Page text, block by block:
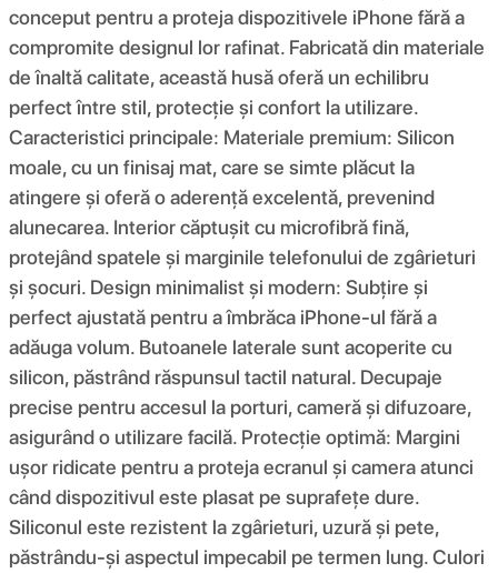
conceput pentru a proteja dispozitivele iPhone fără a
compromite designul lor rafinat. Fabricată din materiale
de înaltă calitate, această husă oferă un echilibru
perfect între stil, protecție și confort la utilizare.
Caracteristici principale: Materiale premium: Silicon
moale, cu un finisaj mat, care se simte plăcut la
atingere și oferă o aderență excelentă, prevenind
alunecarea. Interior căptușit cu microfibră fină,
protejând spatele și marginile telefonului de zgârieturi
și șocuri. Design minimalist și modern: Subțire și
perfect ajustată pentru a îmbrăca iPhone-ul fără a
adăuga volum. Butoanele laterale sunt acoperite cu
silicon, păstrând răspunsul tactil natural. Decupaje
precise pentru accesul la porturi, cameră și difuzoare,
asigurând o utilizare facilă. Protecție optimă: Margini
ușor ridicate pentru a proteja ecranul și camera atunci
când dispozitivul este plasat pe suprafețe dure.
Siliconul este rezistent la zgârieturi, uzură și pete,
păstrându-și aspectul impecabil pe termen lung. Culori